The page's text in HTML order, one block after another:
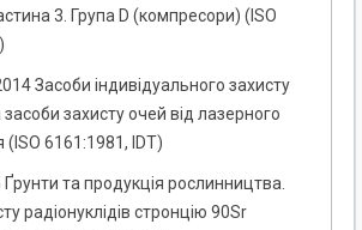
3. Група D (компресори) (ISO
Засоби індивідуального захисту
захисту очей від лазерного
6161:1981, IDT)
та продукція рослинництва.
радіонуклідів стронцію 90Sr